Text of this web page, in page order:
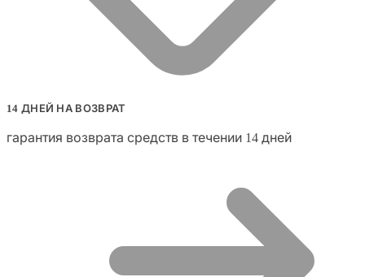
14 ДНЕЙ НА ВОЗВРАТ
гарантия возврата средств в течении 14 дней